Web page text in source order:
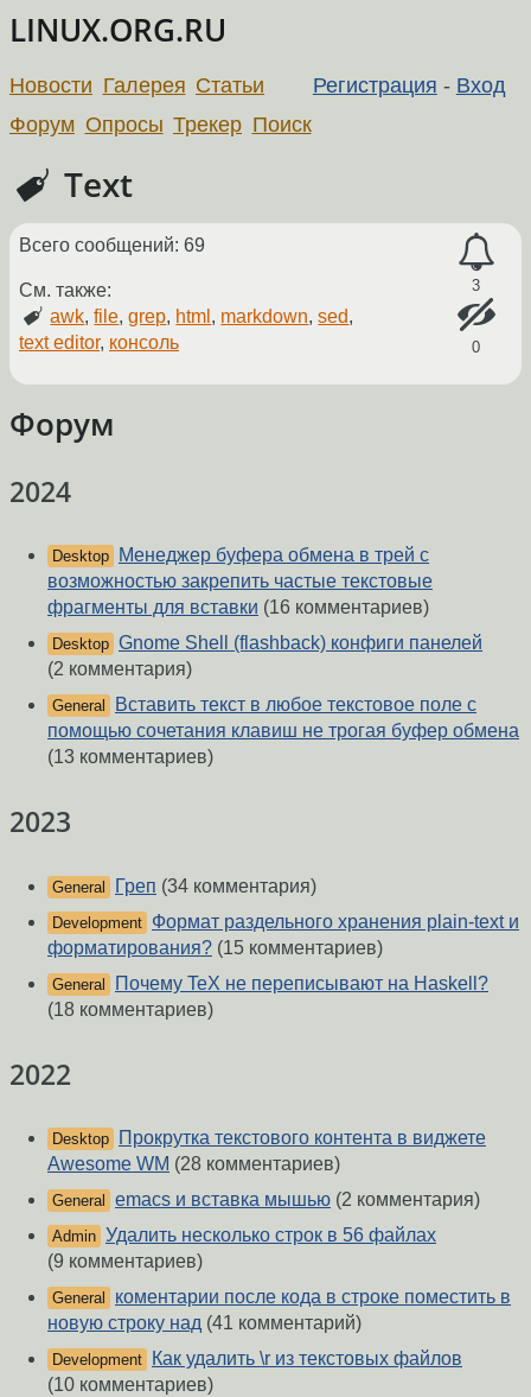
LINUX.ORG.RU
Регистрация - Вход
Новости Галерея Статьи
Форум Опросы Трекер Поиск
Text
3
0
Всего сообщений: 69
См. также:
awk,file,grep, html , markdown,sed,
text editor, консоль
Форум
2024
Desktop
Менеджер буфера обмена в трей с
возможностью закрепить частые текстовые
фрагменты для вставки (16 комментариев)
Desktop Gnome Shell (flashback) конфиги панелей
(2 комментария)
General
Вставить текст в любое текстовое поле с
помощью сочетания клавиш не трогая буфер обмена
(13 комментариев)
2023
General Греп (34 комментария)
Development Формат раздельного хранения plain-text и
форматирования? (15 комментариев)
General
Почему TeX не переписывают на Haskell?
(18 комментариев)
2022
Desktop
Прокрутка текстового контента в виджете
Awesome WM (28 комментариев)
General emacs и вставка мышью (2 комментария)
Admin Удалить несколько строк в 56 файлах
(9 комментариев)
General
коментарии после кода в строке поместить в
новую строку над (41 комментарий)
Development
Как удалить \r из текстовых файлов
(10 комментариев)